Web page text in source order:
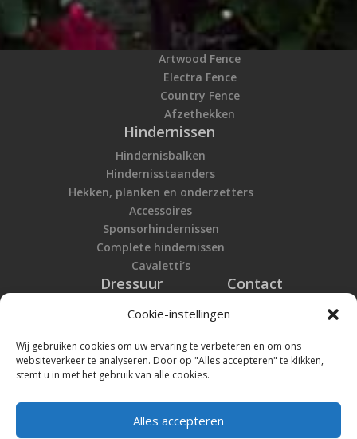
Cookie-instellingen
Wij gebruiken cookies om uw ervaring te verbeteren en om ons
websiteverkeer te analyseren. Door op "Alles accepteren" te klikken,
stemt u in met het gebruik van alle cookies.
Alles accepteren
Home Hekwerken
Heritage Fence
Artwood Fence
Electra Fence
Country Fence
Afzethekken
Hindernissen
Hindernisbalken
Hindernisstaanders
Hekken, planken en onderzetters
Accessoires
Sponsorhindernissen
Complete hindernissen
Cavaletti’s
Dressuur
Kegel piste
Lettersets – Accessoires
Contact
Verhuur
Heritage Products Outlet
Blue Breeze
Privacy statement
Mobiele omheining paarden